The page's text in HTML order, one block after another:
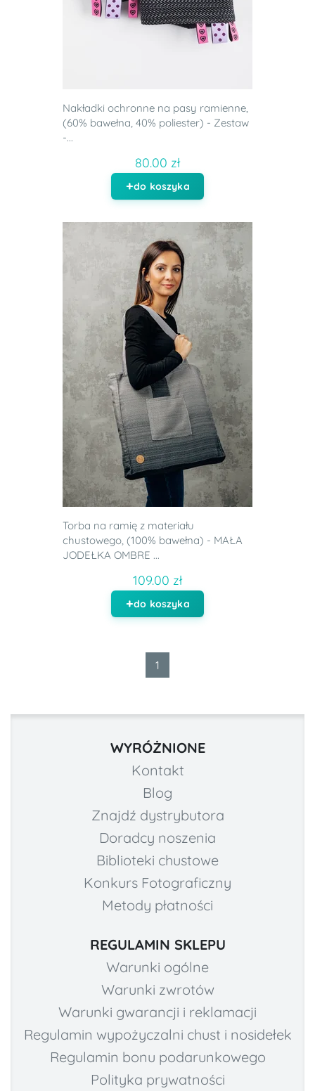
Nakładki ochronne na pasy ramienne,
(60% bawełna, 40% poliester) - Zestaw
-...
80.00 zł
do koszyka
Torba na ramię z materiału
chustowego, (100% bawełna) - MAŁA
JODEŁKA OMBRE ...
109.00 zł
do koszyka
1
WYRÓŻNIONE
Kontakt
Blog
Znajdź dystrybutora
Doradcy noszenia
Biblioteki chustowe
Konkurs Fotograficzny
Metody płatności
REGULAMIN SKLEPU
Warunki ogólne
Warunki zwrotów
Warunki gwarancji i reklamacji
Regulamin wypożyczalni chust i nosidełek
Regulamin bonu podarunkowego
Polityka prywatności